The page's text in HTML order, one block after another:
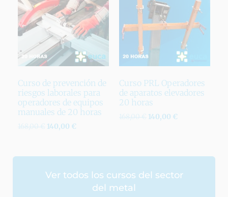
Curso de prevención de
riesgos laborales para
operadores de equipos
manuales de 20 horas
168,00€ 140,00 €
Curso PRL Operadores
de aparatos elevadores
20 horas
168,00€ 140,00 €
Ver todos los cursos del sector
del metal